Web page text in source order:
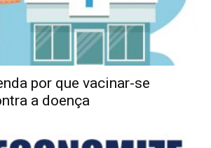
por que vacinar-se
a doença